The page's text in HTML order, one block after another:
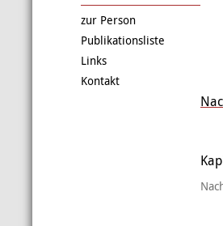
zur Person
Publikationsliste
Links
Kontakt